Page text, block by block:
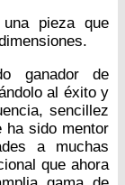
una pieza que
ganador de
al éxito y
sencillez
ha sido mentor
a muchas
que ahora